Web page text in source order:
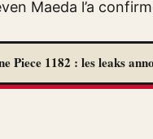
Maeda l’a
Piece 1182 : les leaks